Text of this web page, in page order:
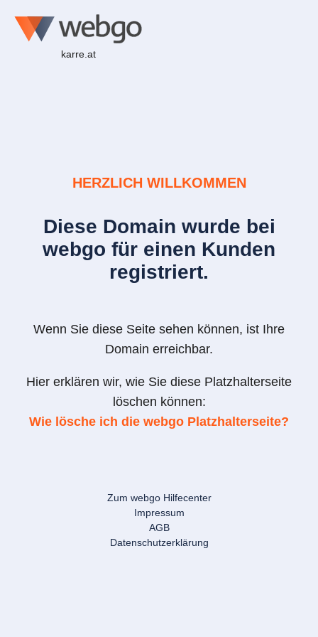
karre.at
HERZLICH WILLKOMMEN
Diese Domain wurde bei
webgo für einen Kunden
registriert.
Wenn Sie diese Seite sehen können, ist Ihre
Domain erreichbar.
Hier erklären wir, wie Sie diese Platzhalterseite
löschen können:
Wie lösche ich die webgo Platzhalterseite?
Zum webgo Hilfecenter
Impressum
AGB
Datenschutzerklärung